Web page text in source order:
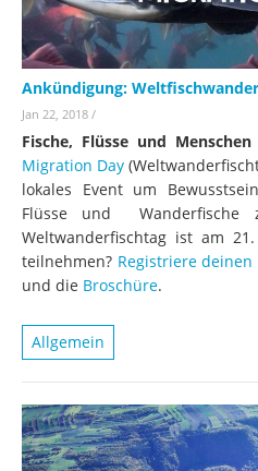
Ankündigung:
Jan 22, 2018 /
Fische, Flüsse und
Migration Day
lokales Event um
Flüsse und Wanderfische
Weltwanderfischtag ist am
teilnehmen? Registriere deinen
und die Broschüre.
Allgemein